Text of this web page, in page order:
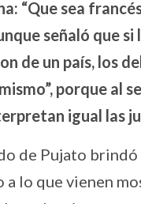
“Que sea
señaló que si
de un país, los
porque al
igual las
de Pujato brindó
a lo que vienen